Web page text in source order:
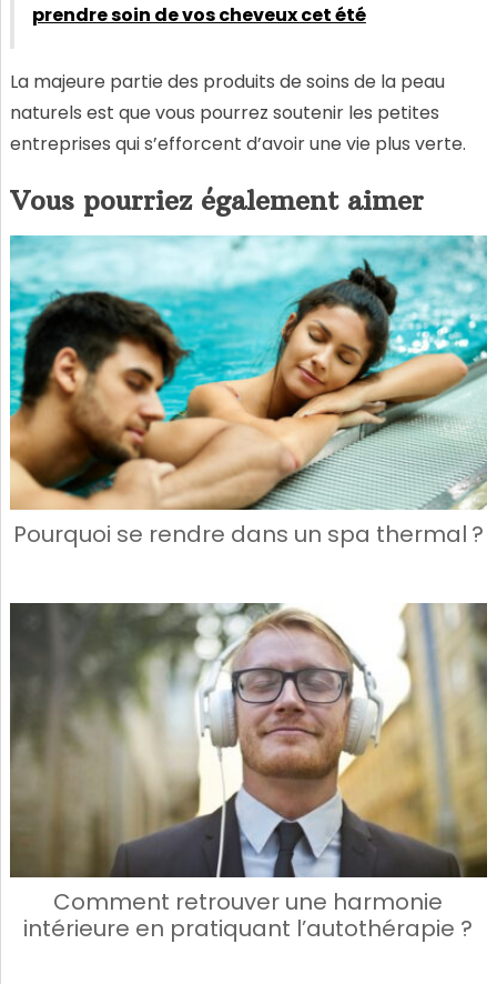
prendre soin de vos cheveux cet été
La majeure partie des produits de soins de la peau
naturels est que vous pourrez soutenir les petites
entreprises qui s’efforcent d’avoir une vie plus verte.
Vous pourriez également aimer
Pourquoi se rendre dans un spa thermal ?
Comment retrouver une harmonie
intérieure en pratiquant l’autothérapie ?